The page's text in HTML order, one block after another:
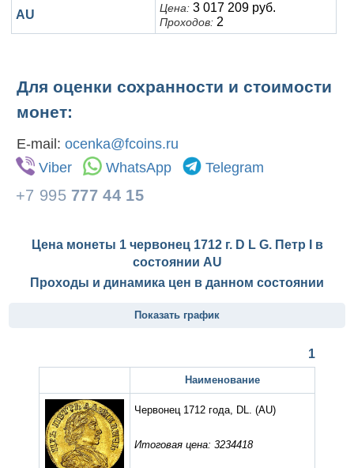
AU Цена: 3 017 209 руб.
Проходов: 2
Для оценки сохранности и стоимости
монет:
E-mail: ocenka@fcoins.ru
Viber
WhatsApp Telegram
+7 995 777 44 15
Цена монеты 1 червонец 1712 г. D L G. Петр I в
состоянии AU
Проходы и динамика цен в данном состоянии
Показать график
1
Наименование
Червонец 1712 года, DL. (AU)
Итоговая цена: 3234418